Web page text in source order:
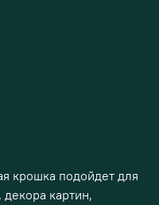
крошка подойдет для
картин,